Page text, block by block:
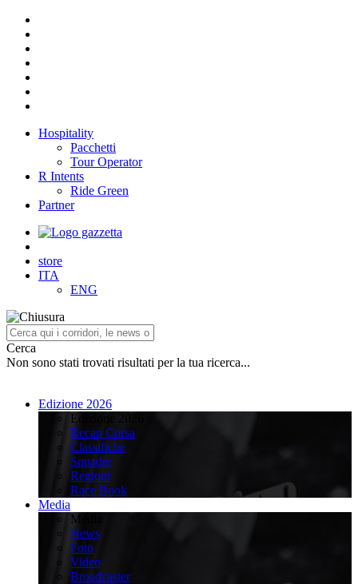
Hospitality
Pacchetti
Tour Operator
R Intents
Ride Green
Partner
store
ITA
ENG
Cerca
Non sono stati trovati risultati per la tua ricerca...
Edizione 2026
Edizione 2026
Recap Corsa
Classifiche
Squadre
Regioni
Race Book
Media
Media
News
Foto
Video
Broadcaster